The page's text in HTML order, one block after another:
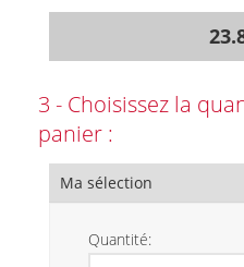
3 - Choisissez la
panier :
Ma sélection
Quantité: